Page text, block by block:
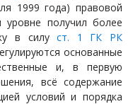
1999 года) правовой
уровне получил более
в силуст. 1 ГК РК
основанные
и, в первую
всё содержание
условий и порядка